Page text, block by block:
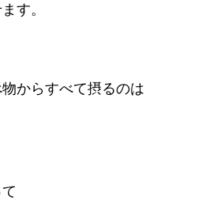
す。
からすべて摂るのは